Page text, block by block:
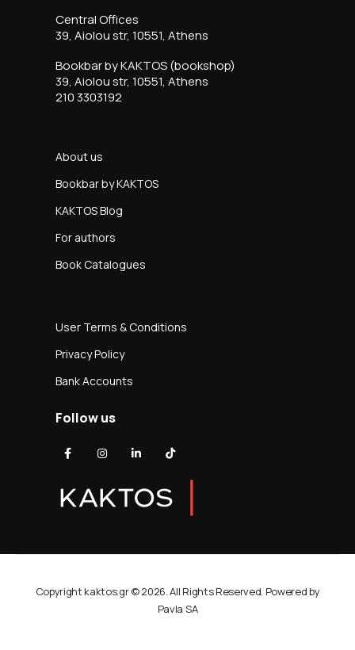
Central Offices
39, Aiolou str, 10551, Athens
Bookbar by KAKTOS (bookshop)
39, Aiolou str, 10551, Athens
210 3303192
About us
Bookbar by KAKTOS
KAKTOS Blog
For authors
Book Catalogues
User Terms & Conditions
Privacy Policy
Bank Accounts
Follow us
Copyright kaktos.gr © 2026. All Rights Reserved. Powered by
Pavla SA